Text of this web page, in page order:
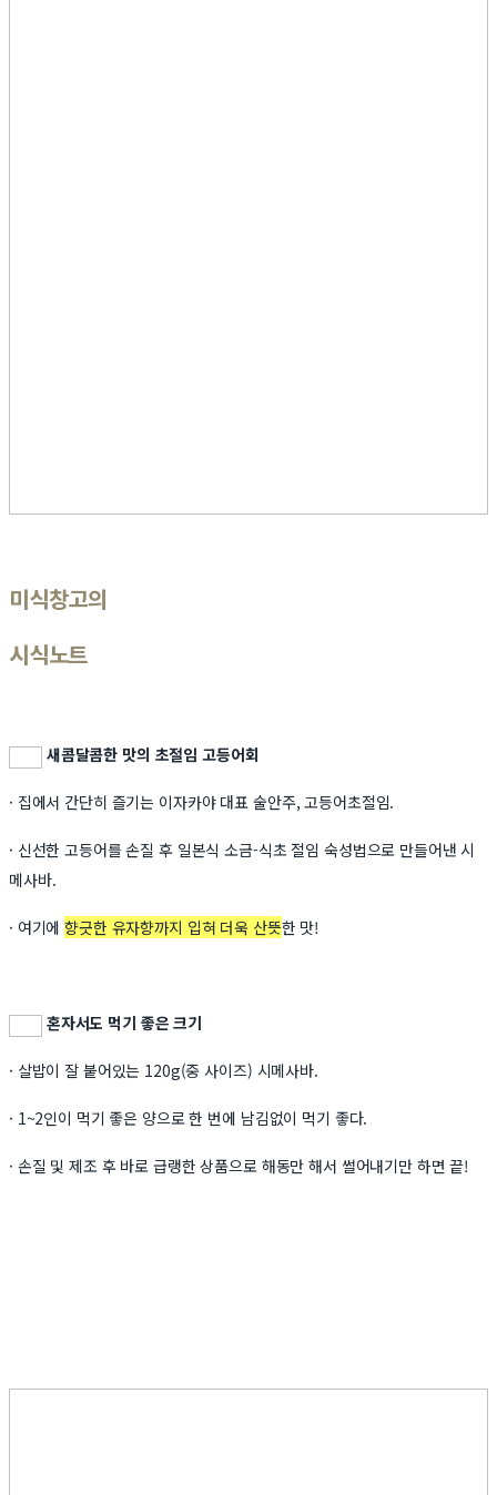
미식창고의
시식노트
새콤달콤한 맛의 초절임 고등어회
· 집에서 간단히 즐기는 이자카야 대표 술안주, 고등어초절임.
· 신선한 고등어를 손질 후 일본식 소금-식초 절임 숙성법으로 만들어낸 시
메사바.
· 여기에향긋한 유자향까지 입혀 더욱 산뜻한 맛!
혼자서도 먹기 좋은 크기
· 살밥이 잘 붙어있는 120g(중 사이즈) 시메사바.
· 1~2인이 먹기 좋은 양으로 한 번에 남김없이 먹기 좋다.
· 손질 및 제조 후 바로 급랭한 상품으로 해동만 해서 썰어내기만 하면 끝!